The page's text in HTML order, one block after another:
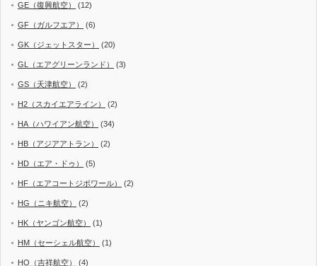
GE（復興航空） (12)
GF（ガルフエア） (6)
GK（ジェットスター） (20)
GL（エアグリーンランド） (3)
GS（天津航空） (2)
H2（スカイエアライン） (2)
HA（ハワイアン航空） (34)
HB（アジアアトラン） (2)
HD（エア・ドゥ） (5)
HF（エアコートジボワール） (2)
HG（ニキ航空） (2)
HK（ヤンゴン航空） (1)
HM（セーシェル航空） (1)
HO（吉祥航空） (4)